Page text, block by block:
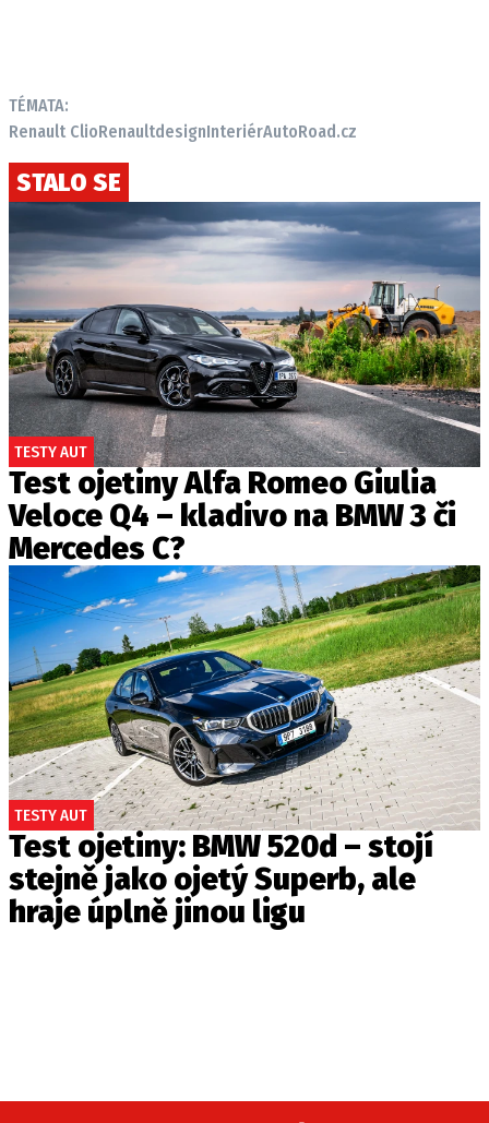
TÉMATA:
Renault ClioRenaultdesignInteriérAutoRoad.cz
STALO SE
TESTY AUT
Test ojetiny Alfa Romeo Giulia
Veloce Q4 – kladivo na BMW 3 či
Mercedes C?
TESTY AUT
Test ojetiny: BMW 520d – stojí
stejně jako ojetý Superb, ale
hraje úplně jinou ligu